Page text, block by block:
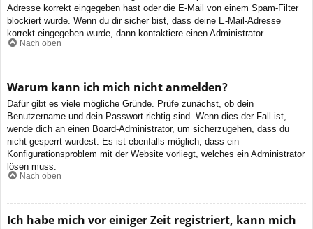
Adresse korrekt eingegeben hast oder die E-Mail von einem Spam-Filter
blockiert wurde. Wenn du dir sicher bist, dass deine E-Mail-Adresse
korrekt eingegeben wurde, dann kontaktiere einen Administrator.
Nach oben
Warum kann ich mich nicht anmelden?
Dafür gibt es viele mögliche Gründe. Prüfe zunächst, ob dein
Benutzername und dein Passwort richtig sind. Wenn dies der Fall ist,
wende dich an einen Board-Administrator, um sicherzugehen, dass du
nicht gesperrt wurdest. Es ist ebenfalls möglich, dass ein
Konfigurationsproblem mit der Website vorliegt, welches ein Administrator
lösen muss.
Nach oben
Ich habe mich vor einiger Zeit registriert, kann mich